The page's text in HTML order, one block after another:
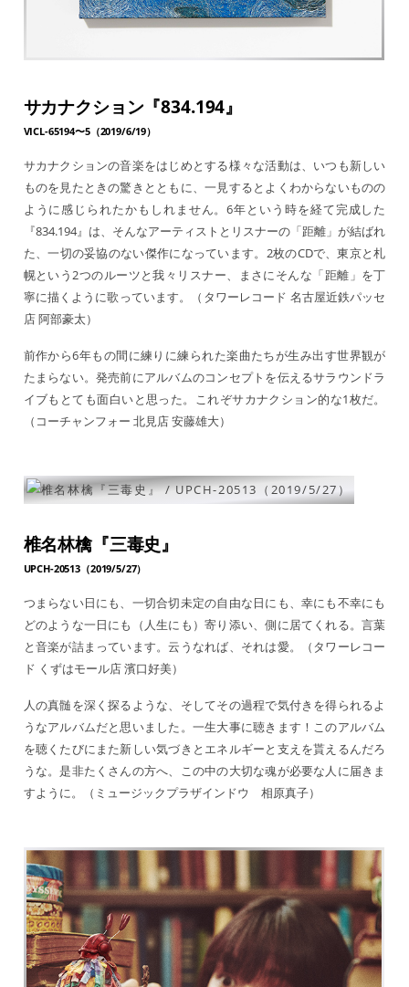
サカナクション『834.194』
VICL-65194〜5（2019/6/19）
サカナクションの音楽をはじめとする様々な活動は、いつも新しい
ものを見たときの驚きとともに、一見するとよくわからないものの
ように感じられたかもしれません。6年という時を経て完成した
『834.194』は、そんなアーティストとリスナーの「距離」が結ばれ
た、一切の妥協のない傑作になっています。2枚のCDで、東京と札
幌という2つのルーツと我々リスナー、まさにそんな「距離」を丁
寧に描くように歌っています。（タワーレコード 名古屋近鉄パッセ
店 阿部豪太）
前作から6年もの間に練りに練られた楽曲たちが生み出す世界観が
たまらない。発売前にアルバムのコンセプトを伝えるサラウンドラ
イブもとても面白いと思った。これぞサカナクション的な1枚だ。
（コーチャンフォー 北見店 安藤雄大）
椎名林檎『三毒史』
UPCH-20513（2019/5/27）
つまらない日にも、一切合切未定の自由な日にも、幸にも不幸にも
どのような一日にも（人生にも）寄り添い、側に居てくれる。言葉
と音楽が詰まっています。云うなれば、それは愛。（タワーレコー
ド くずはモール店 濱口好美）
人の真髄を深く探るような、そしてその過程で気付きを得られるよ
うなアルバムだと思いました。一生大事に聴きます！このアルバム
を聴くたびにまた新しい気づきとエネルギーと支えを貰えるんだろ
うな。是非たくさんの方へ、この中の大切な魂が必要な人に届きま
すように。（ミュージックプラザインドウ 相原真子）